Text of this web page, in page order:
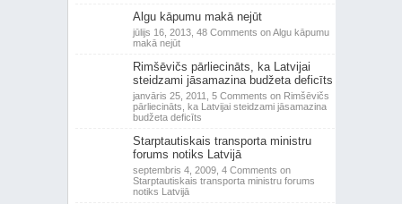
Algu kāpumu makā nejūt
jūlijs 16, 2013, 48 Comments on Algu kāpumu
makā nejūt
Rimšēvičs pārliecināts, ka Latvijai
steidzami jāsamazina budžeta deficīts
janvāris 25, 2011, 5 Comments on Rimšēvičs
pārliecināts, ka Latvijai steidzami jāsamazina
budžeta deficīts
Starptautiskais transporta ministru
forums notiks Latvijā
septembris 4, 2009, 4 Comments on
Starptautiskais transporta ministru forums
notiks Latvijā